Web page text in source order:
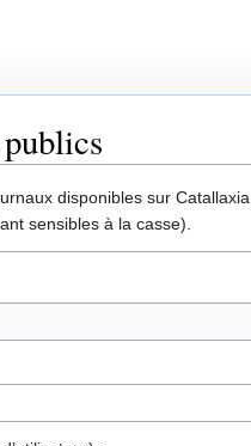
disponibles sur
sensibles à la casse).